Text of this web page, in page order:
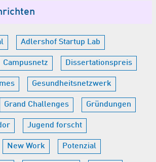
Adlershof Startup Lab
Campusnetz Dissertationspreis
Gesundheitsnetzwerk
Grand Challenges Gründungen
Jugend forscht
New Work Potenzial